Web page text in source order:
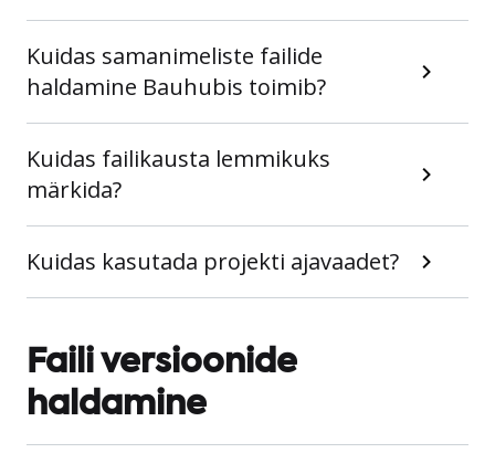
Kuidas samanimeliste failide
haldamine Bauhubis toimib?
Kuidas failikausta lemmikuks
märkida?
Kuidas kasutada projekti ajavaadet?
Faili versioonide
haldamine